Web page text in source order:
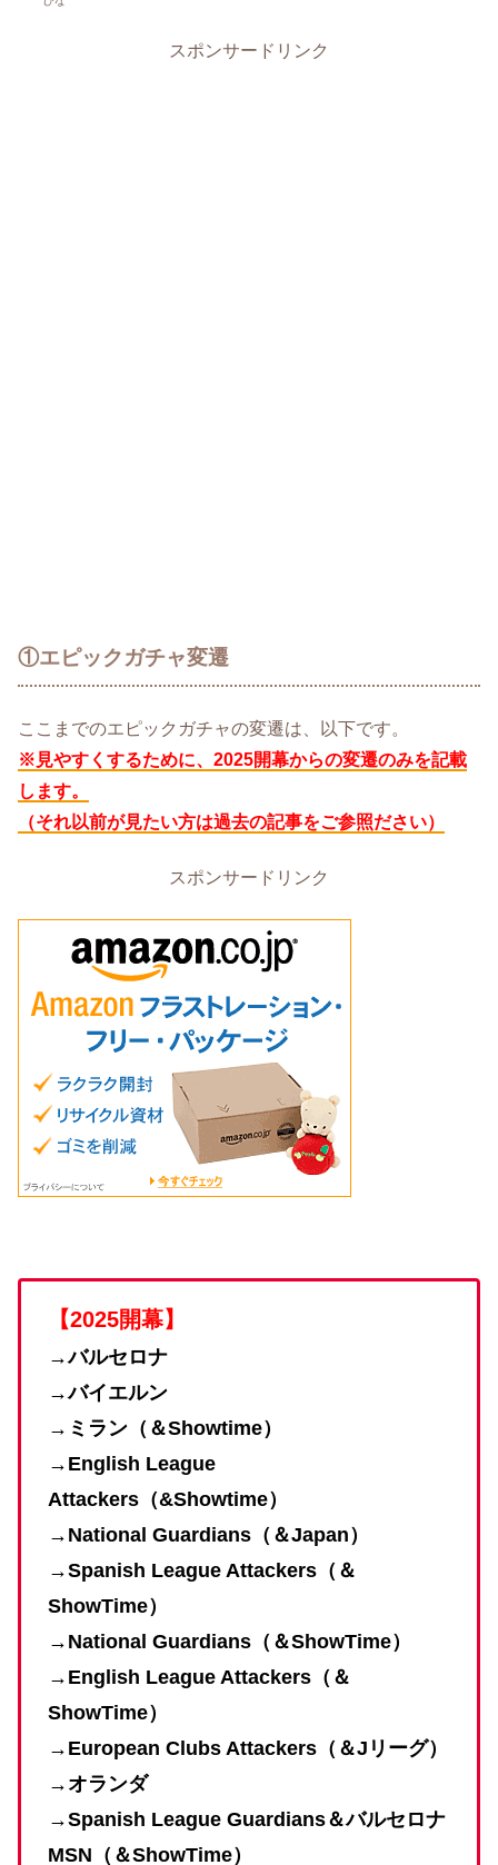
スポンサードリンク
①エピックガチャ変遷
ここまでのエピックガチャの変遷は、以下です。
※見やすくするために、2025開幕からの変遷のみを記載
します。
（それ以前が見たい方は過去の記事をご参照ださい）
スポンサードリンク
【2025開幕】
→バルセロナ
→バイエルン
→ ミラン（＆Showtime）
→ English League
Attackers（&Showtime）
→ National Guardians（＆Japan）
→Spanish League Attackers（＆
ShowTime）
→ National Guardians（＆ShowTime）
→English League Attackers（＆
ShowTime）
→European Clubs Attackers（＆Jリーグ）
→オランダ
→Spanish League Guardians＆バルセロナ
MSN（＆ShowTime）